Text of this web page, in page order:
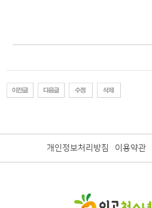
개인정보처리방침 이용약관